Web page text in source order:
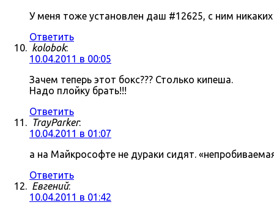
У меня тоже установлен даш #12625, с ним
Ответить
kolobok:
10.04.2011 в 00:05
Зачем теперь этот бокс??? Столько кипеша.
Надо плойку брать!!!
Ответить
TrayParker:
10.04.2011 в 01:07
а на Майкрософте не дураки сидят.
Ответить
Евгений:
10.04.2011 в 01:42